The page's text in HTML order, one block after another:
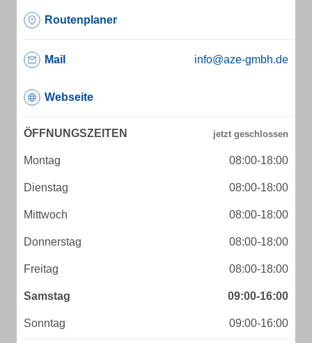
Routenplaner
Mail info@aze-gmbh.de
Webseite
ÖFFNUNGSZEITEN
Montag 08:00-18:00
Dienstag 08:00-18:00
Mittwoch 08:00-18:00
Donnerstag 08:00-18:00
Freitag 08:00-18:00
Samstag 09:00-16:00
Sonntag 09:00-16:00